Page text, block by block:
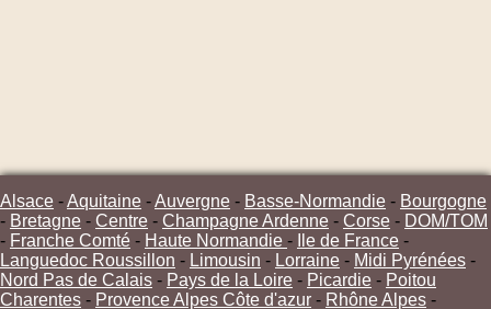
Alsace -Aquitaine -Auvergne - Basse-Normandie - Bourgogne
- Bretagne - Centre - Champagne Ardenne - Corse - DOM/TOM
- Franche Comté - Haute Normandie - Ile de France -
Languedoc Roussillon - Limousin - Lorraine - Midi Pyrénées -
Nord Pas de Calais - Pays de la Loire - Picardie - Poitou
Charentes - Provence Alpes Côte d'azur - Rhône Alpes -